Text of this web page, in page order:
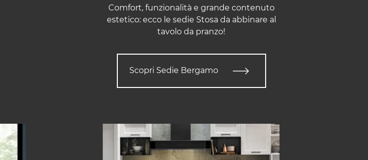
Comfort, funzionalità e grande contenuto
estetico: ecco le sedie Stosa da abbinare al
tavolo da pranzo!
Scopri Sedie Bergamo